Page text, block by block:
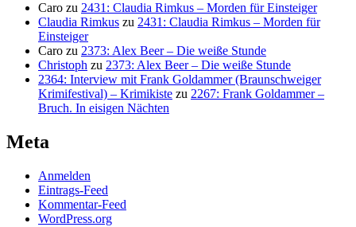
Caro zu 2431: Claudia Rimkus – Morden für Einsteiger
Claudia Rimkus zu 2431: Claudia Rimkus – Morden für
Einsteiger
Caro zu 2373: Alex Beer – Die weiße Stunde
Christoph zu 2373: Alex Beer – Die weiße Stunde
2364: Interview mit Frank Goldammer (Braunschweiger
Krimifestival) – Krimikiste zu 2267: Frank Goldammer –
Bruch. In eisigen Nächten
Meta
Anmelden
Eintrags-Feed
Kommentar-Feed
WordPress.org